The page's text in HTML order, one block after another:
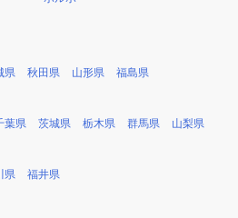
県 秋田県 山形県 福島県
葉県 茨城県 栃木県 群馬県 山梨県
県 福井県